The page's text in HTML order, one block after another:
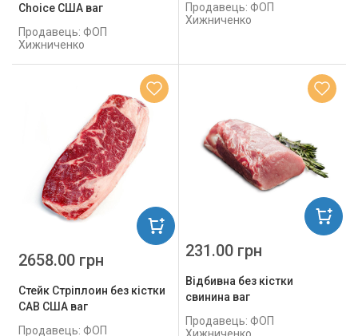
Choice США ваг
Продавець: ФОП
Хижниченко
Продавець: ФОП
Хижниченко
Стейк Стріплоин без кістки
САВ США ваг
Продавець: ФОП
2658.00 грн
Відбивна без кістки
свинина ваг
Продавець: ФОП
Хижниченко
231.00 грн